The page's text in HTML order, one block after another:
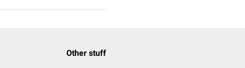
Other stuff